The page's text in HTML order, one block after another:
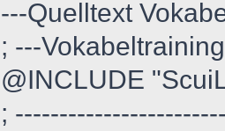
---Quelltext
; ---
@INCLUDE
;